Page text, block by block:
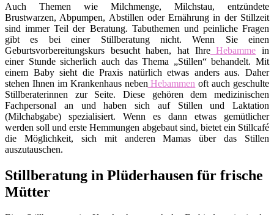
Auch Themen wie Milchmenge, Milchstau, entzündete
Brustwarzen, Abpumpen, Abstillen oder Ernährung in der Stillzeit
sind immer Teil der Beratung. Tabuthemen und peinliche Fragen
gibt es bei einer Stillberatung nicht. Wenn Sie einen
Geburtsvorbereitungskurs besucht haben, hat IhreHebamme in
einer Stunde sicherlich auch das Thema „Stillen“ behandelt. Mit
einem Baby sieht die Praxis natürlich etwas anders aus. Daher
stehen Ihnen im Krankenhaus neben Hebammen oft auch geschulte
Stillberaterinnen zur Seite. Diese gehören dem medizinischen
Fachpersonal an und haben sich auf Stillen und Laktation
(Milchabgabe) spezialisiert. Wenn es dann etwas gemütlicher
werden soll und erste Hemmungen abgebaut sind, bietet ein Stillcafé
die Möglichkeit, sich mit anderen Mamas über das Stillen
auszutauschen.
Stillberatung in Plüderhausen für frische
Mütter